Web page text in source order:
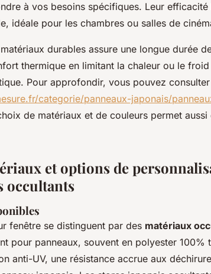
à vos besoins spécifiques. Leur efficacité
idéale pour les chambres ou salles de
durables assure une longue durée
thermique en limitant la chaleur ou le
Pour approfondir, vous pouvez
categorie/panneaux-japonais/
de matériaux et de couleurs permet aussi
et options de
occultants
fenêtre se distinguent par des matériaux
pour panneaux, souvent en polyester 100%
anti-UV, une résistance accrue aux